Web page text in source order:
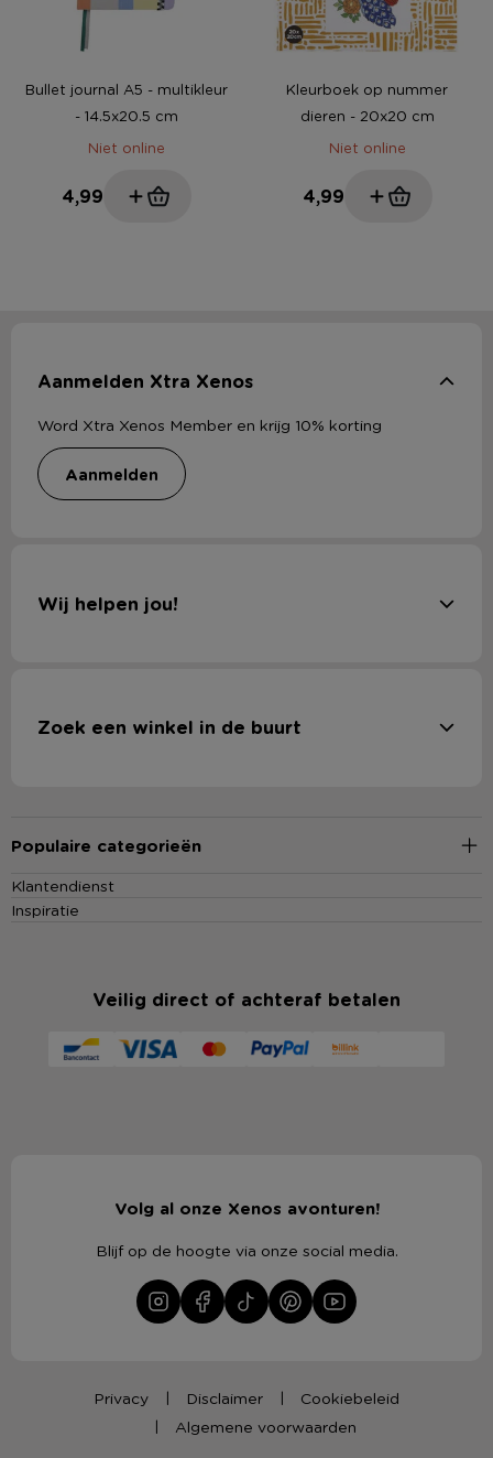
Bullet journal A5 - multikleur
- 14.5x20.5 cm
Niet online
4,99
Kleurboek op nummer
dieren - 20x20 cm
Niet online
4,99
Aanmelden Xtra Xenos
Word Xtra Xenos Member en krijg 10% korting
aanmelden
Wij helpen jou!
Zoek een winkel in de buurt
Populaire categorieën
Klantendienst
Inspiratie
Veilig direct of achteraf betalen
Volg al onze Xenos avonturen!
Blijf op de hoogte via onze social media.
Privacy Disclaimer
Cookiebeleid
Algemene voorwaarden